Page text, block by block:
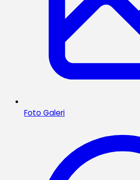
Foto Galeri